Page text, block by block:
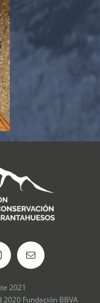
2021
Fundación BBVA